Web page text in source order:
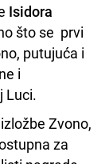
Isidora
što se prvi
putujuća i
i
Luci.
Zvono,
za